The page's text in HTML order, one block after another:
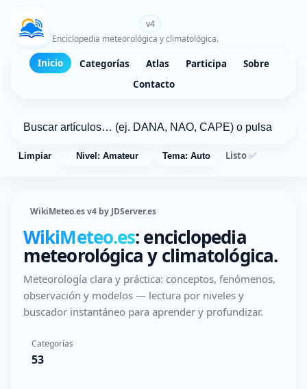
v4
Enciclopedia meteorológica y climatológica.
Inicio Categorías Atlas Participa
Sobre
Contacto
Limpiar Nivel: Amateur Tema: Auto Listo ✅
WikiMeteo.es v4 by JDServer.es
WikiMeteo.es: enciclopedia
meteorológica y climatológica.
Meteorología clara y práctica: conceptos, fenómenos,
observación y modelos — lectura por niveles y
buscador instantáneo para aprender y profundizar.
Categorías
53